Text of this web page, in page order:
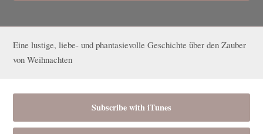
Eine lustige, liebe- und phantasievolle Geschichte über den Zauber
von Weihnachten
Subscribe with iTunes